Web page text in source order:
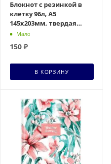
Блокнот с резинкой в
клетку 96л, А5
145х203мм, твердая
обложка с фольгой,
BRAUBERG, Avocado,
113733
Мало
150₽
В КОРЗИНУ